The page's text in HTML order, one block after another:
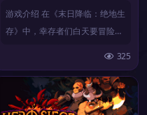
游戏介绍 在《末日降临：绝地生
存》中，幸存者们白天要冒险探
325